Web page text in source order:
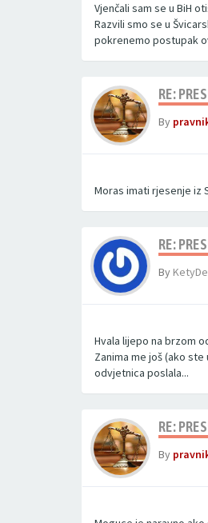
Vjenčali sam se u BiH
Razvili smo se u
pokrenemo postupak
RE:
By
Moras imati rjesenje iz
RE:
By KetyDe
Hvala lijepo na brzom
Zanima me još (ako
odvjetnica poslala...
RE:
By